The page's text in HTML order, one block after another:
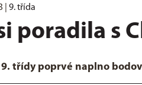
9. třída
poradila s
9. třídy poprvé naplno